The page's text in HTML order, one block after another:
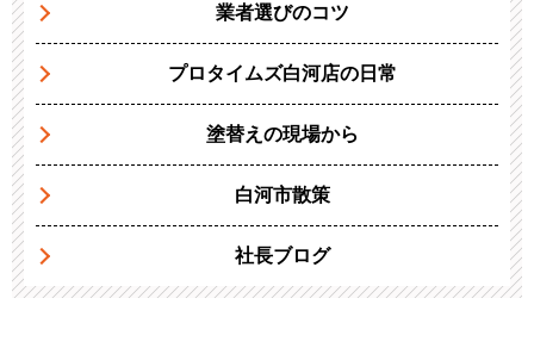
業者選びのコツ
プロタイムズ白河店の日常
塗替えの現場から
白河市散策
社長ブログ